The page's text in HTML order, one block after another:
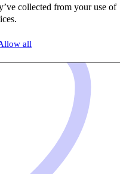
collected from your use of
all